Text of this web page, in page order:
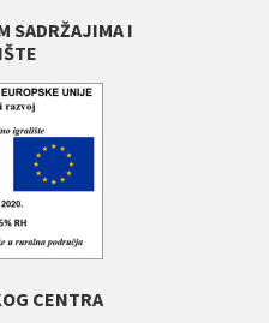
SADRŽAJIMA I
CENTRA